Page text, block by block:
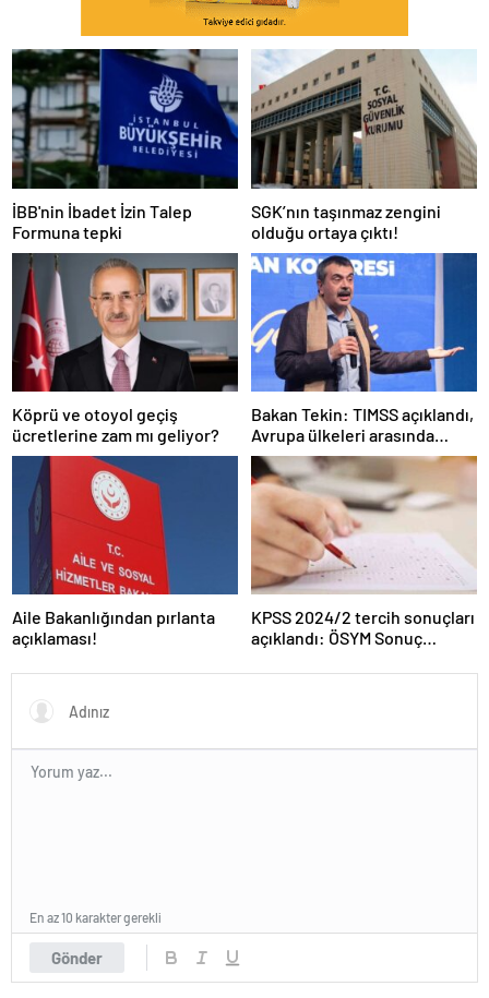
İBB'nin İbadet İzin Talep
Formuna tepki
SGK’nın taşınmaz zengini
olduğu ortaya çıktı!
Köprü ve otoyol geçiş
ücretlerine zam mı geliyor?
Bakan Tekin: TIMSS açıklandı,
Avrupa ülkeleri arasında
birinciyiz
Aile Bakanlığından pırlanta
açıklaması!
KPSS 2024/2 tercih sonuçları
açıklandı: ÖSYM Sonuç
Gönder
En az 10 karakter gerekli